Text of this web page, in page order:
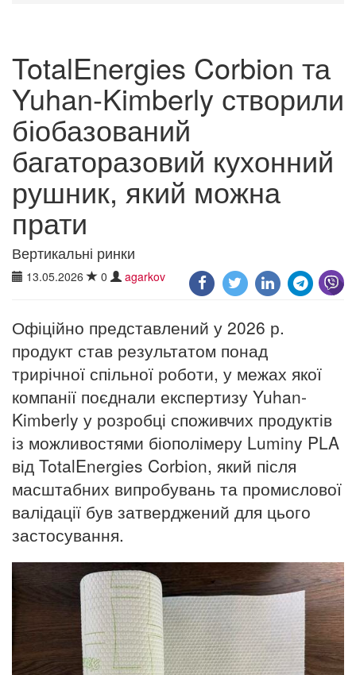
TotalEnergies Corbion та
Yuhan-Kimberly створили
біобазований
багаторазовий кухонний
рушник, який можна
прати
Вертикальні ринки
13.05.2026 0 agarkov
Офіційно представлений у 2026 р.
продукт став результатом понад
трирічної спільної роботи, у межах якої
компанії поєднали експертизу Yuhan-
Kimberly у розробці споживчих продуктів
із можливостями біополімеру Luminy PLA
від TotalEnergies Corbion, який після
масштабних випробувань та промислової
валідації був затверджений для цього
застосування.